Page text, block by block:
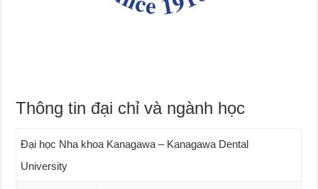
Thông tin đại chỉ và ngành học
Đại học Nha khoa Kanagawa – Kanagawa Dental
University